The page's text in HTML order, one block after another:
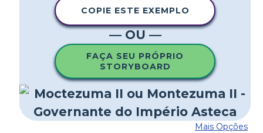
COPIE ESTE EXEMPLO
— OU —
FAÇA SEU PRÓPRIO
STORYBOARD
Mais Opções